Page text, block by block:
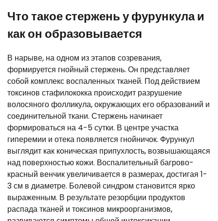
Что такое стержень у фурункула и
как он образовывается
В нарыве, на одном из этапов созревания,
формируется гнойный стержень. Он представляет
собой комплекс воспаленных тканей. Под действием
токсинов стафилококка происходит разрушение
волосяного фолликула, окружающих его образований и
соединительной ткани. Стержень начинает
формироваться на 4-5 сутки. В центре участка
гиперемии и отека появляется гнойничок. Фурункул
выглядит как коническая припухлость, возвышающаяся
над поверхностью кожи. Воспалительный багрово-
красный венчик увеличивается в размерах, достигая 1-
3 см в диаметре. Болевой синдром становится ярко
выраженным. В результате резорбции продуктов
распада тканей и токсинов микроорганизмов,